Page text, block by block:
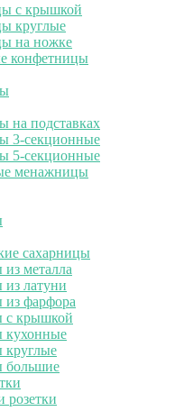
с крышкой
круглые
на ножке
конфетницы
на подставках
3-секционные
5-секционные
менажницы
сахарницы
металла
латуни
фарфора
с крышкой
кухонные
круглые
большие
розетки